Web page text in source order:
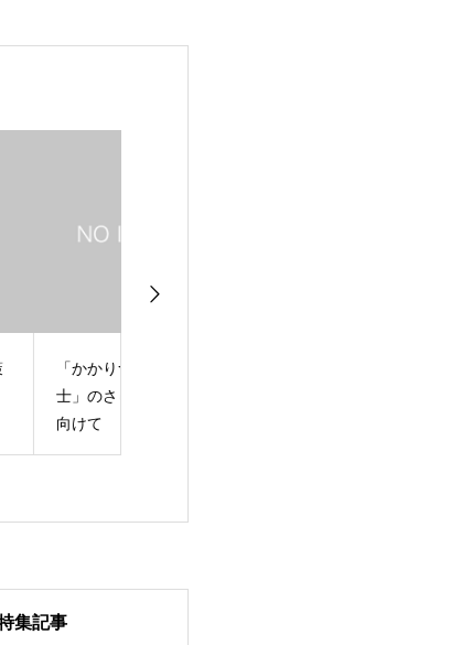
つけ行政書
らなる推進に
集記事